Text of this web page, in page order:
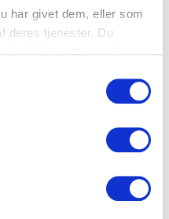
har givet dem, eller som
deres tjenester. Du